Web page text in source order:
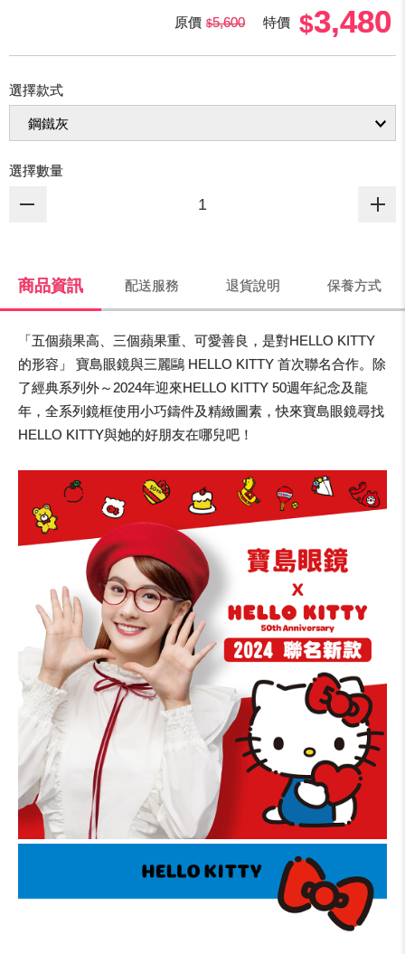
原價 5,600 特價 3,480
選擇款式
選擇數量
商品資訊 配送服務 退貨說明 保養方式
「五個蘋果高、三個蘋果重、可愛善良，是對HELLO KITTY
的形容」 寶島眼鏡與三麗鷗 HELLO KITTY 首次聯名合作。除
了經典系列外～2024年迎來HELLO KITTY 50週年紀念及龍
年，全系列鏡框使用小巧鑄件及精緻圖素，快來寶島眼鏡尋找
HELLO KITTY與她的好朋友在哪兒吧！